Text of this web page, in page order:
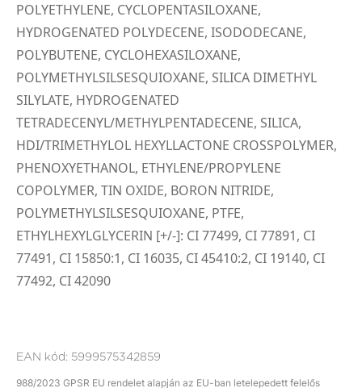
POLYETHYLENE, CYCLOPENTASILOXANE,
HYDROGENATED POLYDECENE, ISODODECANE,
POLYBUTENE, CYCLOHEXASILOXANE,
POLYMETHYLSILSESQUIOXANE, SILICA DIMETHYL
SILYLATE, HYDROGENATED
TETRADECENYL/METHYLPENTADECENE, SILICA,
HDI/TRIMETHYLOL HEXYLLACTONE CROSSPOLYMER,
PHENOXYETHANOL, ETHYLENE/PROPYLENE
COPOLYMER, TIN OXIDE, BORON NITRIDE,
POLYMETHYLSILSESQUIOXANE, PTFE,
ETHYLHEXYLGLYCERIN [+/-]: CI 77499, CI 77891, CI
77491, CI 15850:1, CI 16035, CI 45410:2, CI 19140, CI
77492, CI 42090
EAN kód: 5999575342859
988/2023 GPSR EU rendelet alapján az EU-ban letelepedett felelős